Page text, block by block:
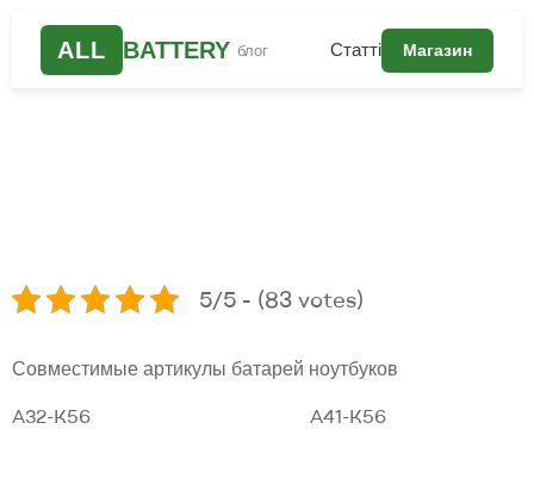
ALL BATTERY блог Статті Магазин
5/5 - (83 votes)
Совместимые артикулы батарей ноутбуков
A32-K56 A41-K56